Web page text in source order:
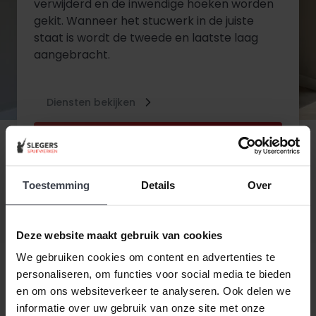
Toestemming Details Over
Deze website maakt gebruik van cookies
We gebruiken cookies om content en advertenties te
personaliseren, om functies voor social media te bieden
en om ons websiteverkeer te analyseren. Ook delen we
informatie over uw gebruik van onze site met onze
verwijderd en de inwendige hoeken worden
gekit. Wanneer het stucwerk in de juiste
staat is wordt de tweede en laatste laag
aangebracht.
Diensten bekijken
Beste klant, wanneer alles duurder wordt, houden